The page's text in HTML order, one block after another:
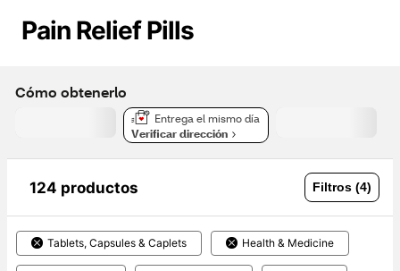
Pain Relief Pills
Cómo obtenerlo
Entrega el mismo día
Verificar dirección
124 productos Filtros (4)
Tablets, Capsules & Caplets Health & Medicine